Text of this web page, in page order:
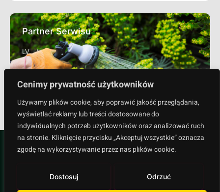
Cenimy prywatność użytkowników
Używamy plików cookie, aby poprawić jakość przeglądania,
wyświetlać reklamy lub treści dostosowane do
indywidualnych potrzeb użytkowników oraz analizować ruch
na stronie. Kliknięcie przycisku „Akceptuj wszystkie” oznacza
zgodę na wykorzystywanie przez nas plików cookie.
Dostosuj Odrzuć
Partner Serwisu
LV
Sprawdź